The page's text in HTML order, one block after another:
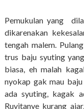
Pemukulan yang
dikarenakan
tengah malem.
trus baju syuting
biasa, eh malah
nyokap gak mau
ada syuting, kagak
Ruvitanye kurang